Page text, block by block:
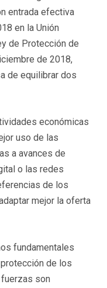
entrada efectiva
en la Unión
de Protección de
de 2018,
de equilibrar dos
económicas
uso de las
a avances de
o las redes
de los
mejor la oferta
fundamentales
de los
son